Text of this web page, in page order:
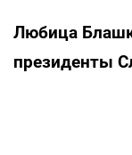
Любица
президенты